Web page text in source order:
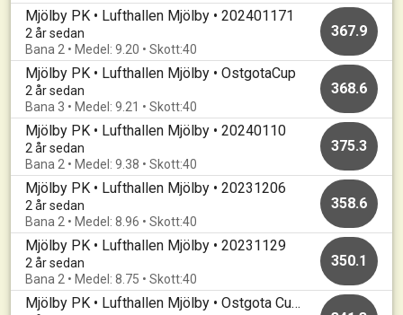
Mjölby PK • Lufthallen Mjölby • 202401171
2 år sedan
Bana 2 • Medel: 9.20 • Skott:40
367.9
Mjölby PK • Lufthallen Mjölby • OstgotaCup
2 år sedan
Bana 3 • Medel: 9.21 • Skott:40
368.6
Mjölby PK • Lufthallen Mjölby • 20240110
2 år sedan
Bana 2 • Medel: 9.38 • Skott:40
375.3
Mjölby PK • Lufthallen Mjölby • 20231206
2 år sedan
Bana 2 • Medel: 8.96 • Skott:40
358.6
Mjölby PK • Lufthallen Mjölby • 20231129
2 år sedan
Bana 2 • Medel: 8.75 • Skott:40
350.1
Mjölby PK • Lufthallen Mjölby • Ostgota Cup samt Centrala Kval